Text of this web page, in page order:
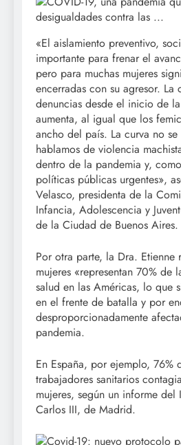
«El aislamiento preventivo,
importante para frenar el
pero para muchas mujeres
encerradas con su agresor. La
denuncias desde el inicio de
aumenta, al igual que los
ancho del país. La curva no
hablamos de violencia
dentro de la pandemia y,
políticas públicas urgentes»,
Velasco, presidenta de la
Infancia, Adolescencia y
de la Ciudad de Buenos Aires.
Por otra parte, la Dra. Etienne
mujeres «representan 70% de
salud en las Américas, lo que
en el frente de batalla y por
desproporcionadamente
pandemia.
En España, por ejemplo,
trabajadores sanitarios
mujeres, según un informe del
Carlos III, de Madrid.